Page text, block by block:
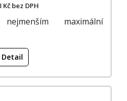
Kč bez DPH
maximální
Detail